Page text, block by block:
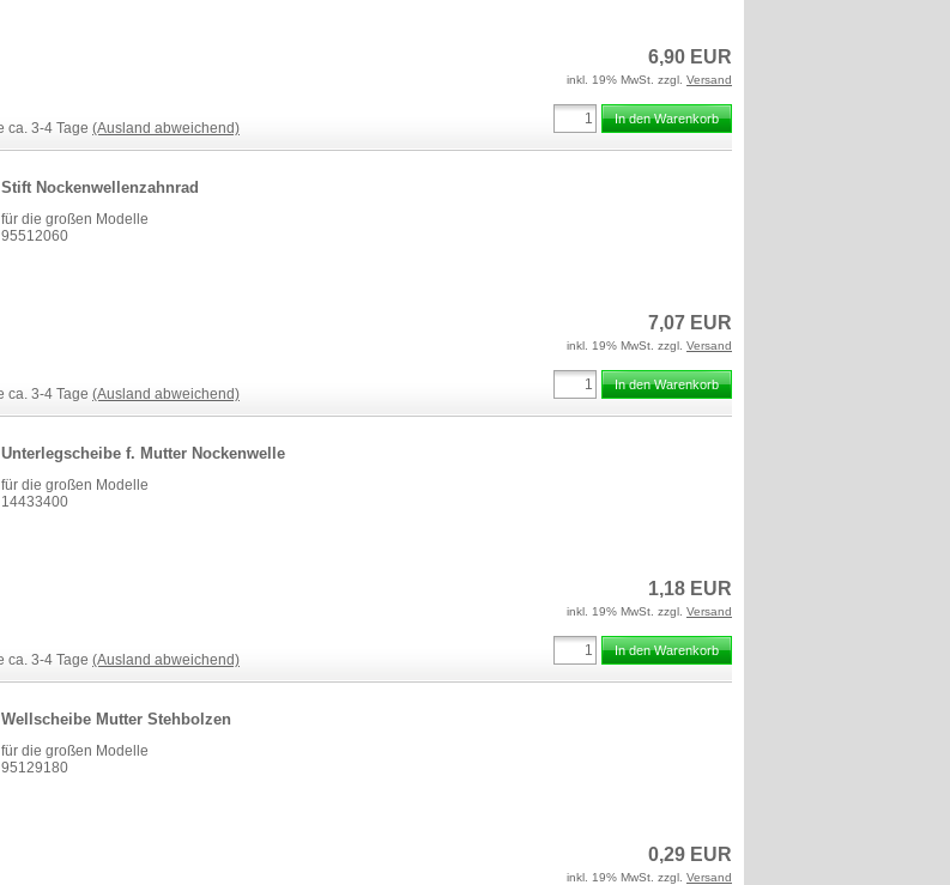
6,90 EUR
inkl. 19% MwSt. zzgl. Versand
ca. 3-4 Tage (Ausland abweichend)
In den Warenkorb
Stift Nockenwellenzahnrad
für die großen Modelle
95512060
7,07 EUR
inkl. 19% MwSt. zzgl. Versand
ca. 3-4 Tage (Ausland abweichend)
In den Warenkorb
Unterlegscheibe f. Mutter Nockenwelle
für die großen Modelle
14433400
1,18 EUR
inkl. 19% MwSt. zzgl. Versand
ca. 3-4 Tage (Ausland abweichend)
In den Warenkorb
Wellscheibe Mutter Stehbolzen
für die großen Modelle
95129180
0,29 EUR
inkl. 19% MwSt. zzgl. Versand